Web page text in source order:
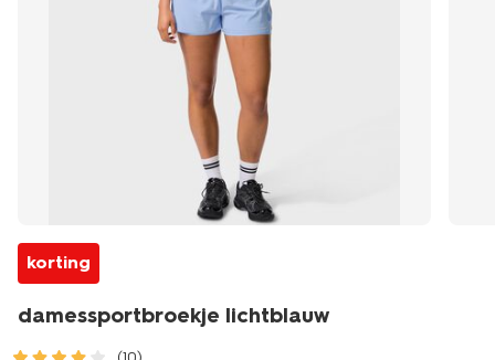
korting
damessportbroekje lichtblauw